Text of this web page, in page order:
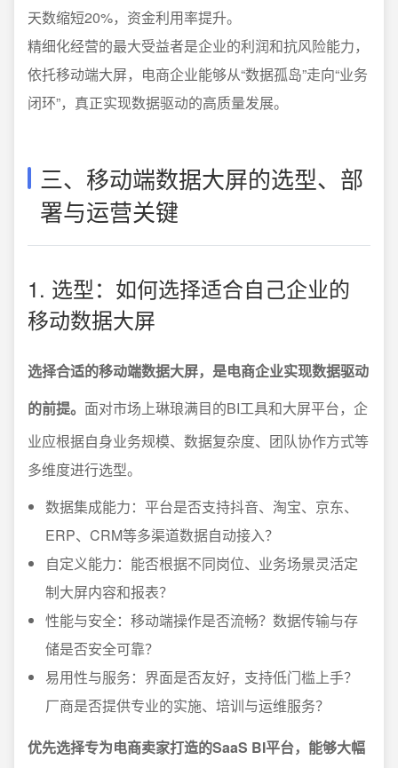
天数缩短20%，资金利用率提升。
精细化经营的最大受益者是企业的利润和抗风险能力，
依托移动端大屏，电商企业能够从“数据孤岛”走向“业务
闭环”，真正实现数据驱动的高质量发展。
三、移动端数据大屏的选型、部
署与运营关键
1. 选型：如何选择适合自己企业的
移动数据大屏
选择合适的移动端数据大屏，是电商企业实现数据驱动
的前提。 面对市场上琳琅满目的BI工具和大屏平台，企
业应根据自身业务规模、数据复杂度、团队协作方式等
多维度进行选型。
数据集成能力：平台是否支持抖音、淘宝、京东、
ERP、CRM等多渠道数据自动接入？
自定义能力：能否根据不同岗位、业务场景灵活定
制大屏内容和报表？
性能与安全：移动端操作是否流畅？数据传输与存
储是否安全可靠？
易用性与服务：界面是否友好，支持低门槛上手？
厂商是否提供专业的实施、培训与运维服务？
优先选择专为电商卖家打造的SaaS BI平台，能够大幅